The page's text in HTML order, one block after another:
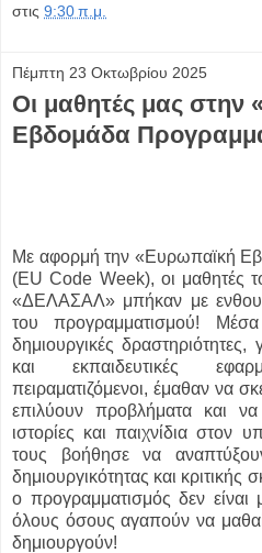
στις 9:30 π.μ.
Πέμπτη 23 Οκτωβρίου 2025
Οι μαθητές μας στην
Εβδομάδα
Με αφορμή την «Ευρωπαϊκή
(EU Code Week), οι μαθητές
«ΔΕΛΑΣΑΛ» μπήκαν με
του προγραμματισμού!
δημιουργικές
και εκπαιδευτικές
πειραματιζόμενοι, έμαθαν να
επιλύουν προβλήματα και να
ιστορίες και παιχνίδια στον
τους βοήθησε να
δημιουργικότητας και
ο προγραμματισμός δεν είναι
όλους όσους αγαπούν να
δημιουργούν!